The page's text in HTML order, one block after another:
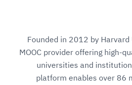
Founded in 2012 by
MOOC provider offering high-
universities and
platform enables over 86